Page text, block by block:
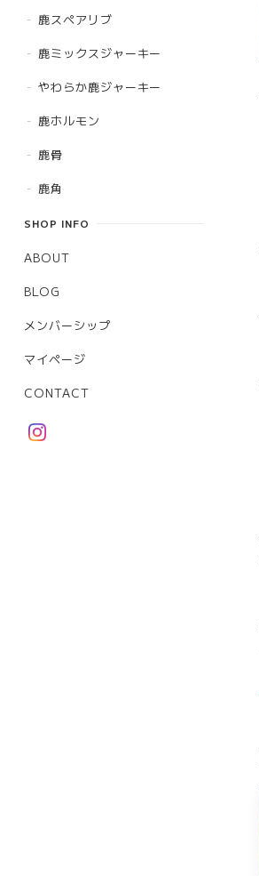
鹿スペアリブ
鹿ミックスジャーキー
やわらか鹿ジャーキー
鹿ホルモン
鹿骨
鹿角
SHOP INFO
ABOUT
BLOG
メンバーシップ
マイページ
CONTACT